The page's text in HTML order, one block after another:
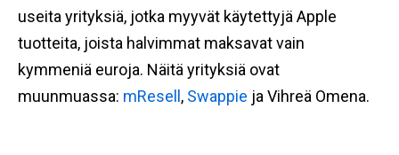
useita yrityksiä, jotka myyvät käytettyjä Apple
tuotteita, joista halvimmat maksavat vain
kymmeniä euroja. Näitä yrityksiä ovat
muunmuassa: mResell , Swappie ja Vihreä Omena.